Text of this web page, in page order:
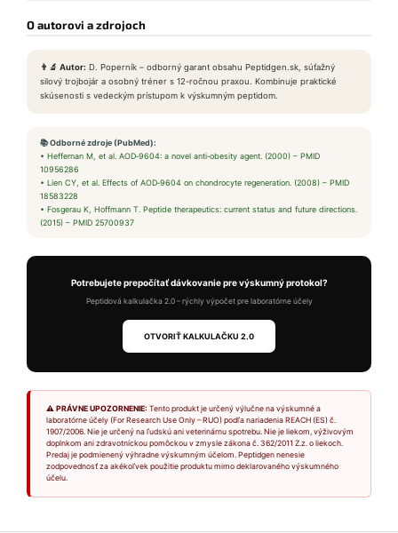
O autorovi a zdrojoch
👨‍🔬 Autor: D. Poperník – odborný garant obsahu Peptidgen.sk, súťažný
silový trojbojár a osobný tréner s 12-ročnou praxou. Kombinuje praktické
skúsenosti s vedeckým prístupom k výskumným peptidom.
📚 Odborné zdroje (PubMed):
• Heffernan M, et al. AOD‑9604: a novel anti‑obesity agent. (2000) – PMID
10956286
• Lien CY, et al. Effects of AOD‑9604 on chondrocyte regeneration. (2008) – PMID
18583228
• Fosgerau K, Hoffmann T. Peptide therapeutics: current status and future directions.
(2015) – PMID 25700937
Potrebujete prepočítať dávkovanie pre výskumný protokol?
Peptidová kalkulačka 2.0 – rýchly výpočet pre laboratórne účely
OTVORIŤ KALKULAČKU 2.0
⚠ PRÁVNE UPOZORNENIE: Tento produkt je určený výlučne na výskumné a
laboratórne účely (For Research Use Only – RUO) podľa nariadenia REACH (ES) č.
1907/2006. Nie je určený na ľudskú ani veterinárnu spotrebu. Nie je liekom, výživovým
doplnkom ani zdravotníckou pomôckou v zmysle zákona č. 362/2011 Z.z. o liekoch.
Predaj je podmienený výhradne výskumným účelom. Peptidgen nenesie
zodpovednosť za akékoľvek použitie produktu mimo deklarovaného výskumného
účelu.